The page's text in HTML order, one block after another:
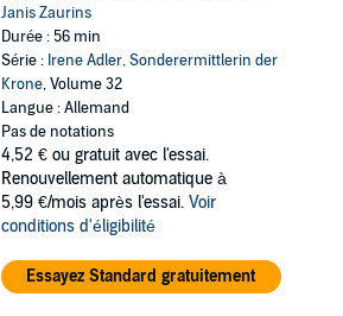
Janis Zaurins
Durée : 56 min
Série : Irene Adler, Sonderermittlerin der
Krone, Volume 32
Langue : Allemand
Pas de notations
4,52 € ou gratuit avec l'essai.
Renouvellement automatique à
5,99 €/mois après l'essai. Voir
conditions d'éligibilité
Essayez Standard gratuitement